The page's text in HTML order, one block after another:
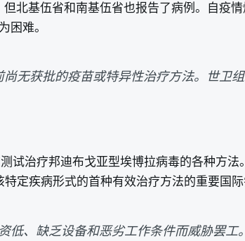
北基伍省和南基伍省也报告了病例。自疫
困难。
无获批的疫苗或特异性治疗方法。世卫
试治疗邦迪布戈亚型埃博拉病毒的各种方
定疾病形式的首种有效治疗方法的重要国际
、缺乏设备和恶劣工作条件而威胁罢